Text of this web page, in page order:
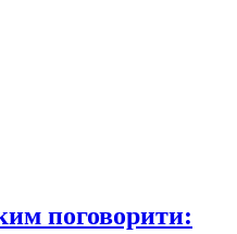
поговорити: